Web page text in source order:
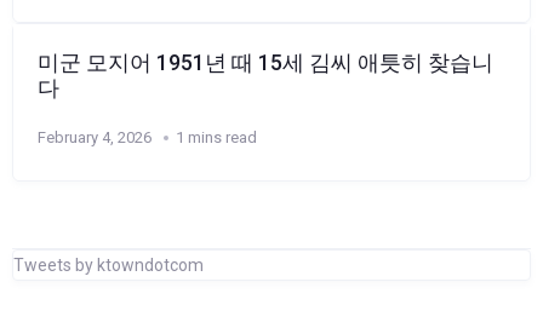
미군 모지어 1951년 때 15세 김씨 애틋히 찾습니
다
February 4, 2026 1 mins read
Tweets by ktowndotcom